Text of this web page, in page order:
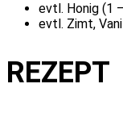
evtl. Honig (1
evtl. Zimt,
REZEPT